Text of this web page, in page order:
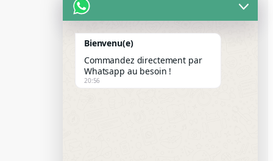
Service Client
Mon Compte
Paiement Par Wave & Orange
Money
Bienvenu(e)
Commandez directement par
Whatsapp au besoin !
20:56